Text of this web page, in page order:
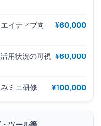
イティブ向
¥60,000
用状況の可視 ¥60,000
ミニ研修 ¥100,000
ツール等